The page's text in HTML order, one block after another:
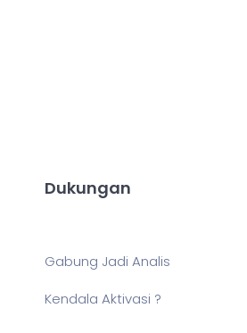
Dukungan
Gabung Jadi Analis
Kendala Aktivasi ?